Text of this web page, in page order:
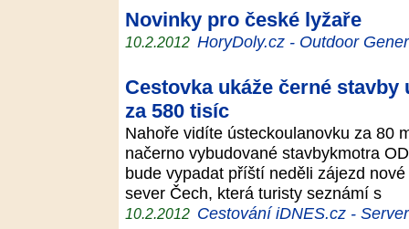
Novinky pro české lyžaře
10.2.2012 HoryDoly.cz - Outdoor
Cestovka ukáže černé
za 580 tisíc
Nahoře vidíte ústeckoulanovku za 80
načerno vybudované stavbykmotra
bude vypadat příští neděli zájezd
sever Čech, která turisty seznámí s
10.2.2012 Cestování iDNES.cz -